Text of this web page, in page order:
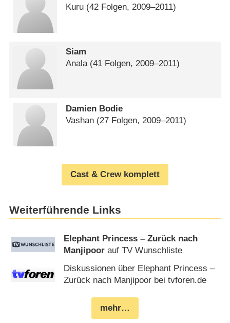
Kuru (42 Folgen, 2009⁠–⁠2011)
Siam
Anala(41 Folgen, 2009⁠–⁠2011)
Damien Bodie
Vashan (27 Folgen, 2009⁠–⁠2011)
Cast & Crew komplett
Weiterführende Links
Elephant Princess – Zurück nach
Manjipoor auf TV Wunschliste
Diskussionen über Elephant Princess –
Zurück nach Manjipoor bei tvforen.de
mehr…